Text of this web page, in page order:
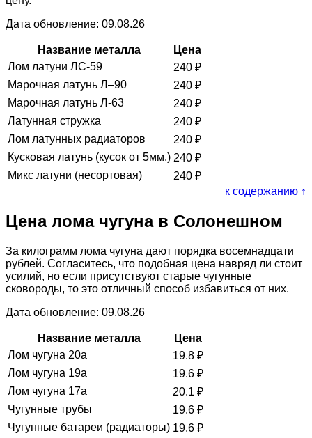
Дата обновление: 09.08.26
Название металла
Цена
Лом латуни ЛС-59
240 ₽
Марочная латунь Л–90
240 ₽
Марочная латунь Л-63
240 ₽
Латунная стружка
240 ₽
Лом латунных радиаторов
240 ₽
Кусковая латунь (кусок от 5мм.) 240 ₽
Микс латуни (несортовая)
240 ₽
к содержанию ↑
Цена лома чугуна в Солонешном
За килограмм лома чугуна дают порядка восемнадцати
рублей. Согласитесь, что подобная цена навряд ли стоит
усилий, но если присутствуют старые чугунные
сковороды, то это отличный способ избавиться от них.
Дата обновление: 09.08.26
Название металла
Цена
Лом чугуна 20а
19.8 ₽
Лом чугуна 19а
19.6 ₽
Лом чугуна 17а
20.1 ₽
Чугунные трубы
19.6 ₽
Чугунные батареи (радиаторы) 19.6 ₽